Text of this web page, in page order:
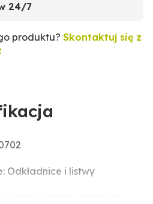
24/7
produktu? Skontaktuj się z
Odkładnice i listwy